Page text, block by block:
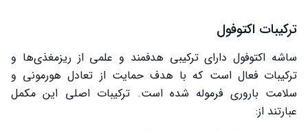
ترکیبات اکتوفول
ساشه اکتوفول دارای ترکیبی هدفمند و علمی از ریزمغذی‌ها و
ترکیبات فعال است که با هدف حمایت از تعادل هورمونی و
سلامت باروری فرموله شده است. ترکیبات اصلی این مکمل
عبارتند از: